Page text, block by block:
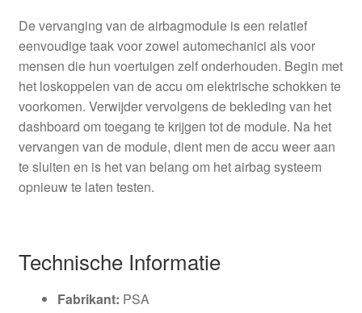
De vervanging van de airbagmodule is een relatief
eenvoudige taak voor zowel automechanici als voor
mensen die hun voertuigen zelf onderhouden. Begin met
het loskoppelen van de accu om elektrische schokken te
voorkomen. Verwijder vervolgens de bekleding van het
dashboard om toegang te krijgen tot de module. Na het
vervangen van de module, dient men de accu weer aan
te sluiten en is het van belang om het airbag systeem
opnieuw te laten testen.
Technische Informatie
Fabrikant: PSA